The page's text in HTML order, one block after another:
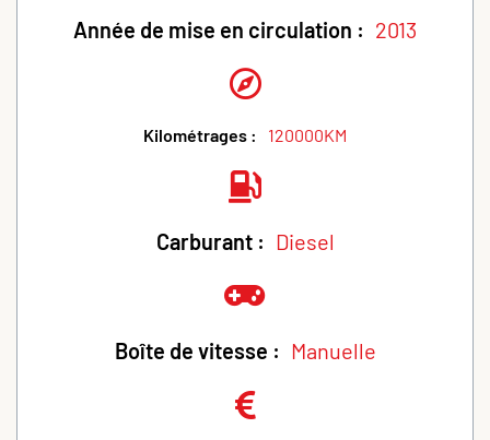
Année de mise en circulation : 2013
Kilométrages : 120000KM
Carburant : Diesel
Boîte de vitesse : Manuelle